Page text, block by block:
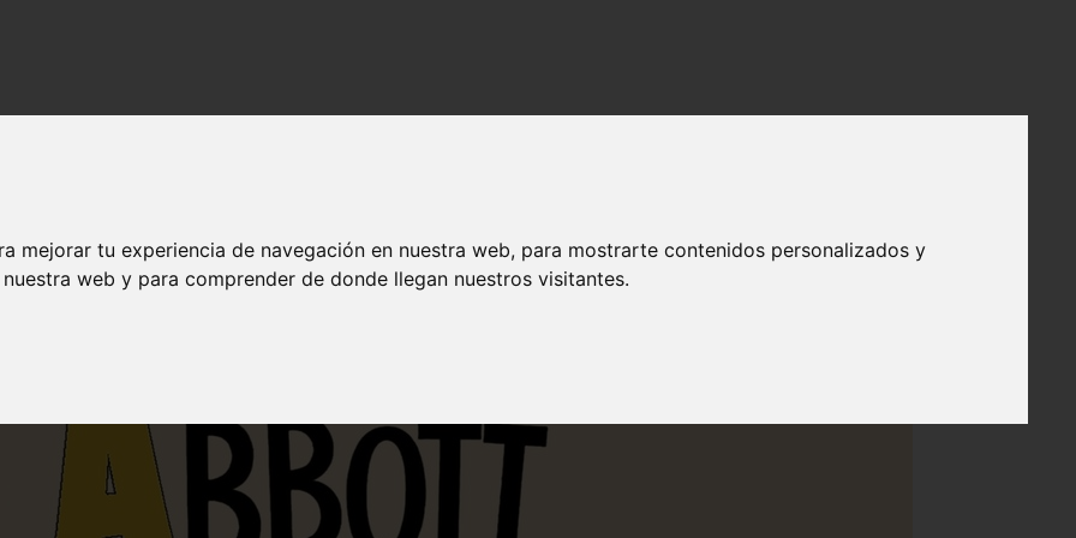
mejorar tu experiencia de navegación en nuestra web, para mostrarte contenidos personalizados y
web y para comprender de donde llegan nuestros visitantes.
película de 2026